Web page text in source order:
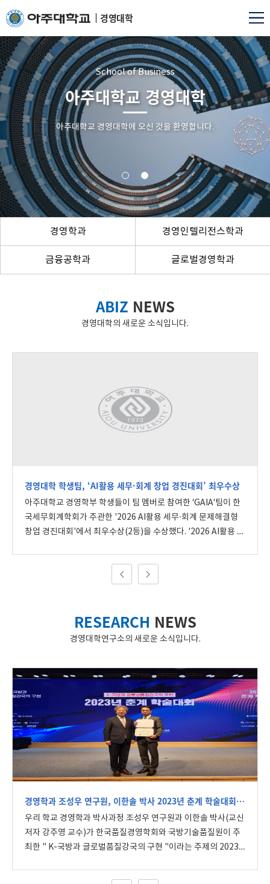
경영대학
School of Business
아주대학교 경영대학
아주대학교 경영대학에 오신 것을 환영합니다.
경영학과 경영인텔리전스학과
금융공학과 글로벌경영학과
ABIZ NEWS
경영대학의 새로운 소식입니다.
경영대학 학생팀, ‘AI활용 세무·회계 창업 경진대회’ 최우수상
아주대학교 경영학부 학생들이 팀 멤버로 참여한 ‘GAIA’팀이 한
국세무회계학회가 주관한 '2026 AI활용 세무·회계 문제해결형
창업 경진대회'에서 최우수상(2등)을 수상했다. '2026 AI활용 세
이디어로 발전시키는 대회다. 심사는 ▲ 현장 문제 인식 ▲ 실현
은, 경영학과 배설민, 광주대 회계세무학과 유재준∙김수연으로
구성됐다. GAIA팀은 초보 사업자와 소상공인을 위한 AI 세무 파
줄이기 위해 세무일정 관리, 준비서류 체크리스트, AI 사전문진,
상담 요약 연계 기능을 하나의 흐름으로 통합한 서비스다. 특히
이번 수상작은 생성형 AI가 세무전문가의 판단을 대체하는 것이
아니라, 신고 전 준비와 상담 전 정보정리를 지원해 사용자와 세
무전문가를 효율적으로 연결하는 보조 서비스라는 점에서 차별
성을 인정받았다. 김채은 학생은 "생성형 AI를 활용해 사용자의
준비 과정을 돕고, 세무전문가와의 소통을 더욱 효율적으로 지원
할 수 있는 가능성을 구체적인 서비스 흐름으로 제시했다는 점에
지식과 연결해 실제 현장에서 체감할 수 있는 문제해결형 서비스
로 발전시켜 나가고 싶다"고 말했다.
RESEARCH NEWS
경영대학연구소의 새로운 소식입니다.
경영학과 조성우 연구원, 이한솔 박사 2023년 춘계 학술대회서 품질우수논문상 수상
우리 학교 경영학과 박사과정 조성우 연구원과 이한솔 박사(교신
저자 강주영 교수)가 한국품질경영학회와 국방기술품질원이 주
최한 " K-국방과 글로벌품질강국의 구현 "이라는 주제의 2023